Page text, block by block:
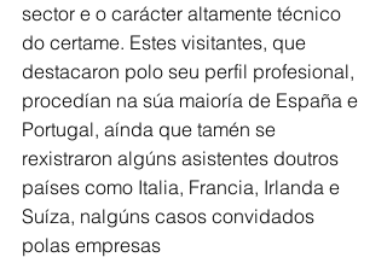
sector e o carácter altamente técnico
do certame. Estes visitantes, que
destacaron polo seu perfil profesional,
procedían na súa maioría de España e
Portugal, aínda que tamén se
rexistraron algúns asistentes doutros
países como Italia, Francia, Irlanda e
Suíza, nalgúns casos convidados
polas empresas